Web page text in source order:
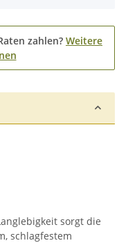
zahlen? Weitere
sorgt die
schlagfestem